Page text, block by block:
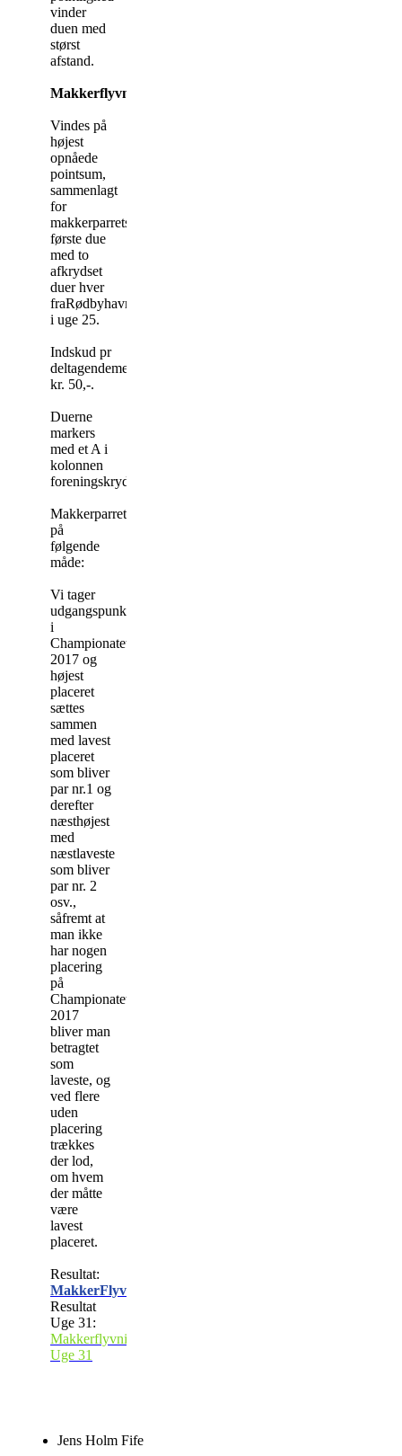
vinder
duen med
størst
afstand.
Makkerflyvning:
Vindes på
højest
opnåede
pointsum,
sammenlagt
for
makkerparrets
første due
med to
afkrydset
duer hver
fraRødbyhavn
i uge 25.
Indskud pr
deltagendemedlem
kr. 50,-.
Duerne
markers
med et A i
kolonnen
foreningskryds.
Makkerparretfindes
på
følgende
måde:
Vi tager
udgangspunkt
i
Championatet
2017 og
højest
placeret
sættes
sammen
med lavest
placeret
som bliver
par nr.1 og
derefter
næsthøjest
med
næstlaveste
som bliver
par nr. 2
osv.,
såfremt at
man ikke
har nogen
placering
på
Championatet
2017
bliver man
betragtet
som
laveste, og
ved flere
uden
placering
trækkes
der lod,
om hvem
der måtte
være
lavest
placeret.
Resultat:
MakkerFlyvning
Resultat
Uge 31:
Makkerflyvning
Uge 31
Jens Holm Fife